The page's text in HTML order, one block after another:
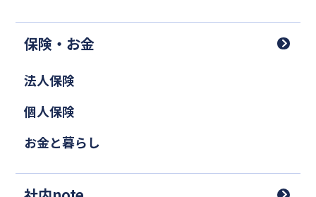
保険・お金
法人保険
個人保険
お金と暮らし